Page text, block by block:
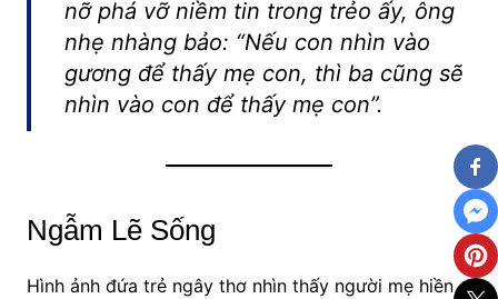
nỡ phá vỡ niềm tin trong trẻo ấy, ông
nhẹ nhàng bảo: “Nếu con nhìn vào
gương để thấy mẹ con, thì ba cũng sẽ
nhìn vào con để thấy mẹ con”.
Ngẫm Lẽ Sống
Hình ảnh đứa trẻ ngây thơ nhìn thấy người mẹ hiền